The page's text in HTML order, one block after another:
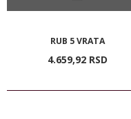
RUB 5 VRATA
4.659,92 RSD